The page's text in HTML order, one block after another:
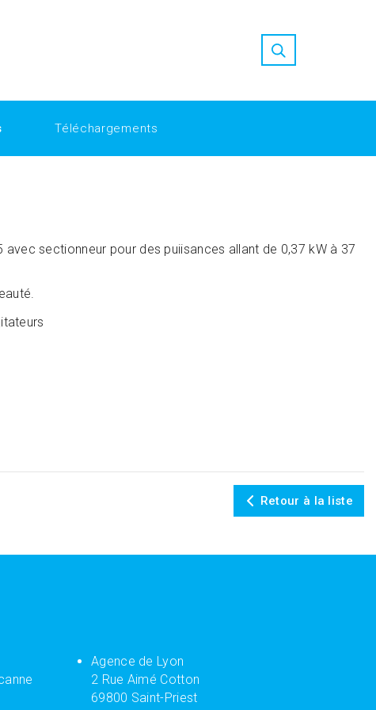
at Replica Factory
sanfordshah-tbgzkf/
Téléchargements
sectionneur pour des puiisances allant de 0,37 kW à 37
Retour à la liste
Agence de Lyon
2 Rue Aimé Cotton
69800 Saint-Priest